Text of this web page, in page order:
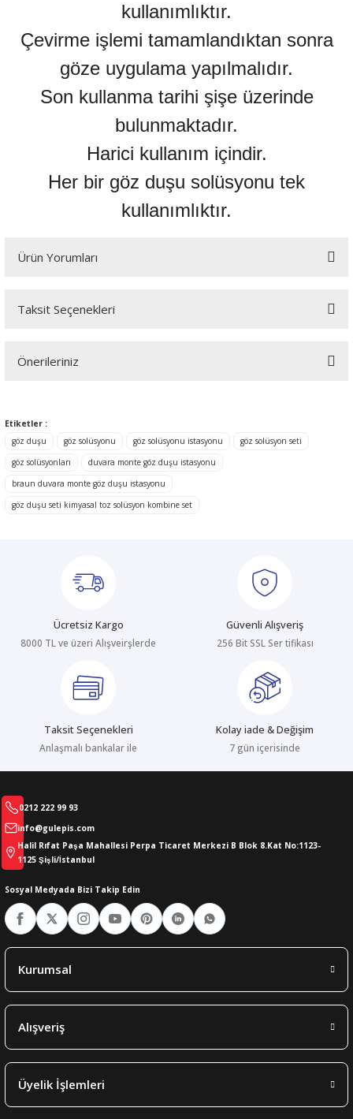
kullanımlıktır.
Çevirme işlemi tamamlandıktan sonra
göze uygulama yapılmalıdır.
Son kullanma tarihi şişe üzerinde
bulunmaktadır.
Harici kullanım içindir.
Her bir göz duşu solüsyonu tek
kullanımlıktır.
Ürün Yorumları
Bu ürüne ilk yorumu siz yapın!
Taksit Seçenekleri
Önerileriniz
tarafımıza iletebilirsiniz.
Görüş ve önerileriniz için teşekkür ederiz.
Ürün resmi kalitesiz, bozuk veya görüntülenemiyor.
Ürün açıklamasında eksik bilgiler bulunuyor.
Bu ürüne benzer farklı alternatifler olmalı.
Etiketler :
göz duşu
göz solüsyonu göz solüsyonu istasyonu
göz solüsyon seti
göz solüsyonları
duvara monte göz duşu istasyonu
braun duvara monte göz duşu istasyonu
göz duşu seti kimyasal toz solüsyon kombine set
Ücretsiz Kargo
8000 TL ve üzeri Alışveirşlerde
Güvenli Alışveriş
256 Bit SSL Ser tifikası
Taksit Seçenekleri
Anlaşmalı bankalar ile
Kolay iade & Değişim
7 gün içerisinde
0212 222 99 93
info@gulepis.com
Halil Rıfat Paşa Mahallesi Perpa Ticaret Merkezi B Blok 8.Kat No:1123-
1125 Şişli/İstanbul
Sosyal Medyada Bizi Takip Edin
Kurumsal
Alışveriş
Üyelik İşlemleri